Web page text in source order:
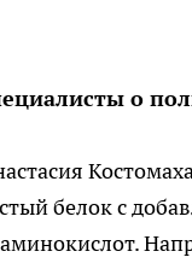
о
белок с